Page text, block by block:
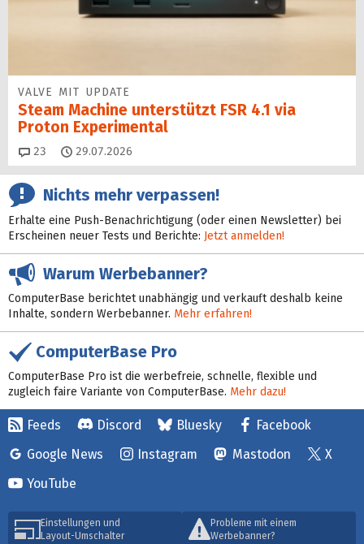
VALVE MIT UPDATE
Steam Machine unterstützt FSR 4.1 via
Proton Experimental
23 Kommentare
29.07.2026
Nichts mehr verpassen!
Erhalte eine Push-Benachrichtigung (oder einen Newsletter) bei
Erscheinen neuer Tests und Berichte: Jetzt anmelden!
Warum Werbebanner?
ComputerBase berichtet unabhängig und verkauft deshalb keine
Inhalte, sondern Werbebanner. Mehr erfahren!
ComputerBase Pro
ComputerBase Pro ist die werbefreie, schnelle, flexible und
zugleich faire Variante von ComputerBase. Mehr dazu!
Feeds Discord Bluesky
Facebook
Google News
Instagram Mastodon
X
YouTube
Einstellungen und
Layout-Umschalter
Probleme mit einem
Werbebanner?